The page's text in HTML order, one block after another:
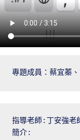
專題成員：蔡宜蓁
指導老師:丁安強老
簡介: